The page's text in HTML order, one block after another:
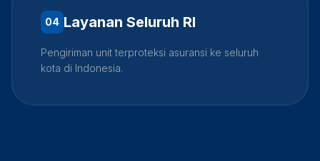
04 Layanan Seluruh RI
Pengiriman unit terproteksi asuransi ke seluruh
kota di Indonesia.